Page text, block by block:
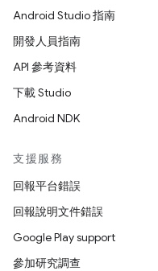
Android Studio 指南
開發人員指南
API 參考資料
下載 Studio
Android NDK
支援服務
回報平台錯誤
回報說明文件錯誤
Google Play support
參加研究調查